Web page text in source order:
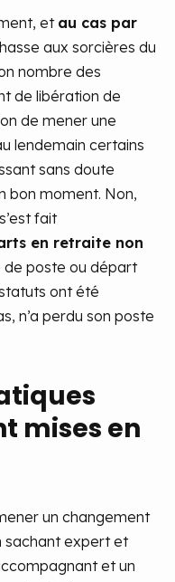
et au cas par
aux sorcières du
nombre des
de libération de
de mener une
lendemain certains
sans doute
bon moment. Non,
fait
en retraite non
de poste ou départ
ont été
n’a perdu son poste
mises en
un changement
sachant expert et
et un